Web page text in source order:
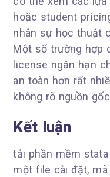
hoặc student
nhân sự học thuật
Một số trường hợp
license ngắn hạn
an toàn hơn rất
không rõ nguồn
Kết luận
tải phần mềm
một file cài đặt,